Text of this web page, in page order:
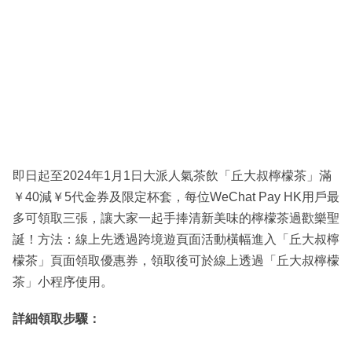
即日起至2024年1月1日大派人氣茶飲「丘大叔檸檬茶」滿
￥40減￥5代金券及限定杯套，每位WeChat Pay HK用戶最
多可領取三張，讓大家一起手捧清新美味的檸檬茶過歡樂聖
誕！方法：線上先透過跨境遊頁面活動橫幅進入「丘大叔檸
檬茶」頁面領取優惠券，領取後可於線上透過「丘大叔檸檬
茶」小程序使用。
詳細領取步驟：